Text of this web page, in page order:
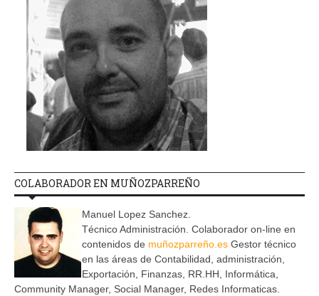
COLABORADOR EN MUÑOZPARREÑO
Manuel Lopez Sanchez.
Técnico Administración. Colaborador on-line en
contenidos de muñozparreño.es Gestor técnico
en las áreas de Contabilidad, administración,
Exportación, Finanzas, RR.HH, Informática,
Community Manager, Social Manager, Redes Informaticas.